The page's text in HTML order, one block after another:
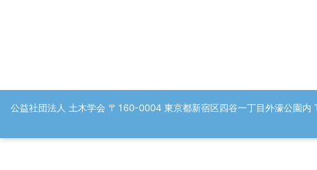
公益社団法人 土木学会 〒160-0004 東京都新宿区四谷一丁目外濠公園